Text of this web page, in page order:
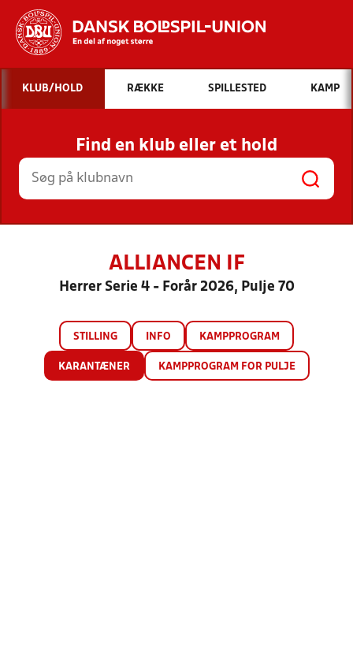
Hvad vil du søge efter?
INDHOLD OG NYHEDER
STILLINGER, RESULTATER, KLUBBER OG
HOLD
KLUB/HOLD RÆKKE SPILLESTED KAMP
Find en klub eller et hold
ALLIANCEN IF
Herrer Serie 4 - Forår 2026, Pulje 70
STILLING INFO KAMPPROGRAM
KARANTÆNER KAMPPROGRAM FOR PULJE